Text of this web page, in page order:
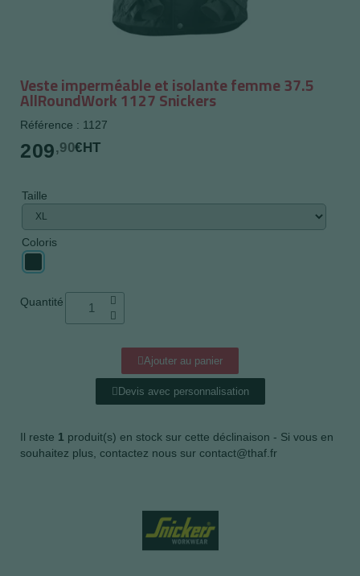
Veste imperméable et isolante femme 37.5
AllRoundWork 1127 Snickers
Référence : 1127
209,90€HT
Taille
Coloris
Quantité
Ajouter au panier
Devis avec personnalisation
Il reste 1 produit(s) en stock sur cette déclinaison - Si vous en
souhaitez plus, contactez nous sur contact@thaf.fr